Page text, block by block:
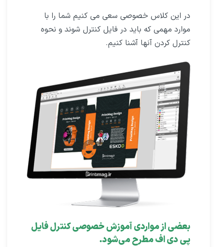
در این کلاس خصوصی سعی می کنیم شما را با
موارد مهمی که باید در فایل کنترل شوند و نحوه
کنترل کردن آنها آشنا کنیم.
بعضی از مواردی آموزش خصوصی کنترل فایل
پی‌ دی‌ اف مطرح می‌شود.